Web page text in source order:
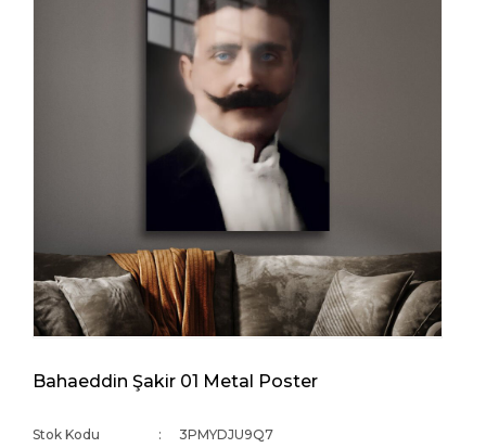
Bahaeddin Şakir 01 Metal Poster
Stok Kodu
3PMYDJU9Q7